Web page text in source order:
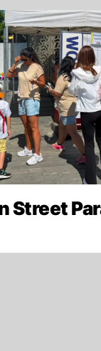
Street